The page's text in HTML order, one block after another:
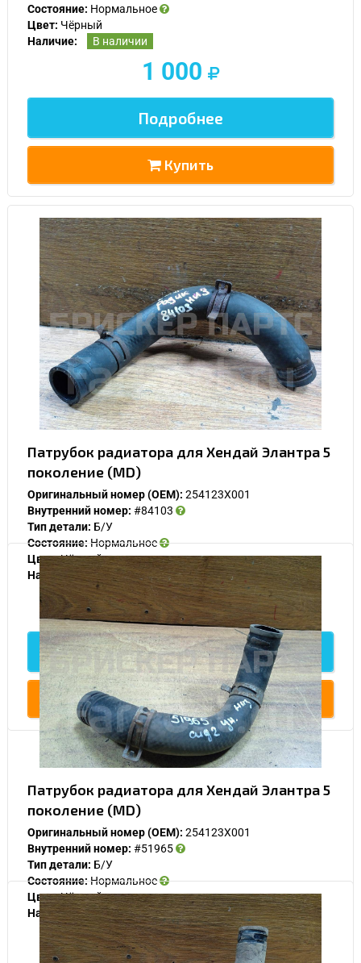
Состояние: Нормальное
Цвет: Чёрный
Наличие:
В наличии
1 000
Подробнее
Купить
Патрубок радиатора для Хендай Элантра 5
поколение (MD)
Оригинальный номер (OEM): 254123X001
Внутренний номер: #84103
Тип детали: Б/У
Состояние:Нормальное
Цвет:Чёрный
Наличие:
В наличии
2 000
Подробнее
Купить
Патрубок радиатора для Хендай Элантра 5
поколение (MD)
Оригинальный номер (OEM): 254123X001
Внутренний номер: #51965
Тип детали: Б/У
Состояние:Нормальное
Цвет:Чёрный
Наличие:
В наличии
2 000